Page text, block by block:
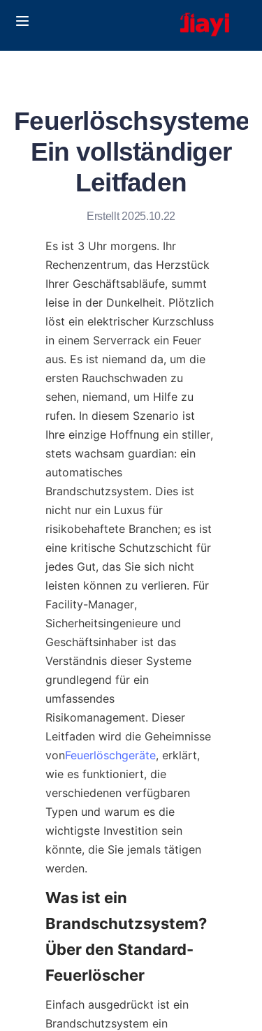
Feuerlöschsysteme:
Ein vollständiger
Leitfaden
Erstellt 2025.10.22
Es ist 3 Uhr morgens. Ihr
Rechenzentrum, das Herzstück
Ihrer Geschäftsabläufe, summt
leise in der Dunkelheit. Plötzlich
löst ein elektrischer Kurzschluss
in einem Serverrack ein Feuer
aus. Es ist niemand da, um die
ersten Rauchschwaden zu
sehen, niemand, um Hilfe zu
rufen. In diesem Szenario ist
Ihre einzige Hoffnung ein stiller,
stets wachsam guardian: ein
automatisches
Brandschutzsystem. Dies ist
nicht nur ein Luxus für
risikobehaftete Branchen; es ist
eine kritische Schutzschicht für
jedes Gut, das Sie sich nicht
leisten können zu verlieren. Für
Facility-Manager,
Sicherheitsingenieure und
Geschäftsinhaber ist das
Verständnis dieser Systeme
grundlegend für ein
umfassendes
Risikomanagement. Dieser
Leitfaden wird die Geheimnisse
vonFeuerlöschgeräte, erklärt,
wie es funktioniert, die
verschiedenen verfügbaren
Typen und warum es die
wichtigste Investition sein
könnte, die Sie jemals tätigen
werden.
Was ist ein
Brandschutzsystem?
Über den Standard-
Feuerlöscher
Einfach ausgedrückt ist ein
Brandschutzsystem ein
Solutions